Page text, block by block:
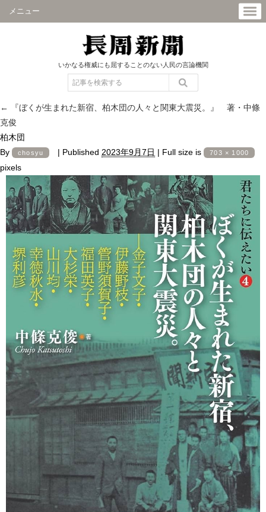
メニュー
いかなる権威にも屈することのない人民の言論機関
←
『ぼくが生まれた新宿、柏木団の人々と関東大震災。』 著・中條
克俊
柏木団
By
chosyu | Published 2023年9月7日 | Full size is 703 × 1000
pixels